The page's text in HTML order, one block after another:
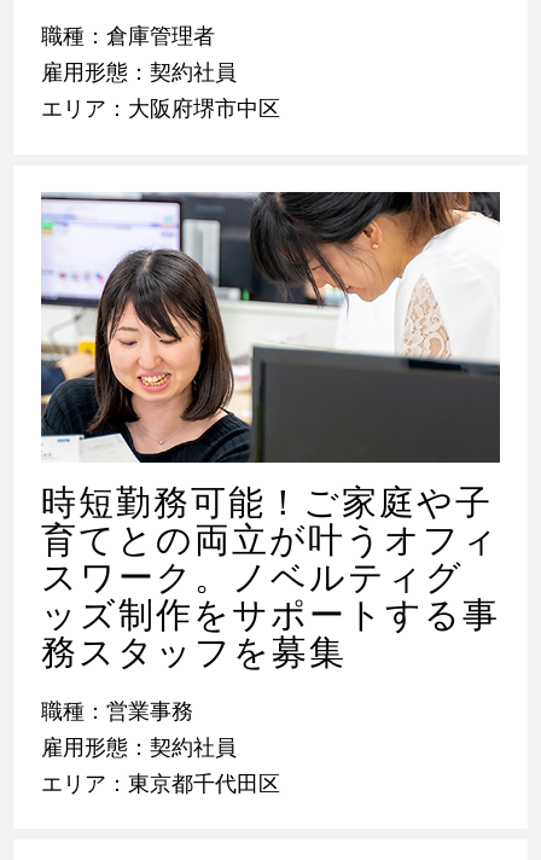
職種：倉庫管理者
雇用形態：契約社員
エリア：大阪府堺市中区
時短勤務可能！ご家庭や子
育てとの両立が叶うオフィ
スワーク。ノベルティグ
ッズ制作をサポートする事
務スタッフを募集
職種：営業事務
雇用形態：契約社員
エリア：東京都千代田区